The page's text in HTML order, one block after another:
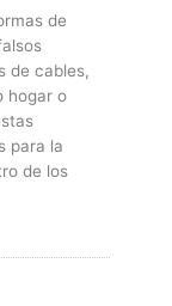
de
de cables,
hogar o
para la
de los